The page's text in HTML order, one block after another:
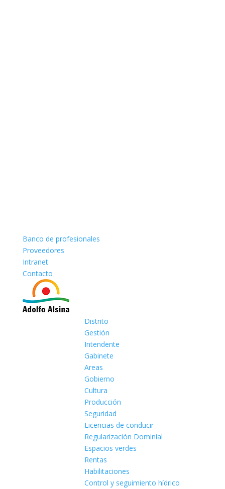
Banco de profesionales
Proveedores
Intranet
Contacto
Distrito
Gestión
Intendente
Gabinete
Areas
Gobierno
Cultura
Producción
Seguridad
Licencias de conducir
Regularización Dominial
Espacios verdes
Rentas
Habilitaciones
Control y seguimiento hídrico